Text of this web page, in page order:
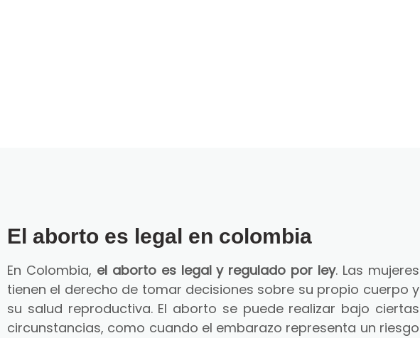
El aborto es legal en colombia
En Colombia, el aborto es legal y regulado por ley. Las mujeres
tienen el derecho de tomar decisiones sobre su propio cuerpo y
su salud reproductiva. El aborto se puede realizar bajo ciertas
circunstancias, como cuando el embarazo representa un riesgo